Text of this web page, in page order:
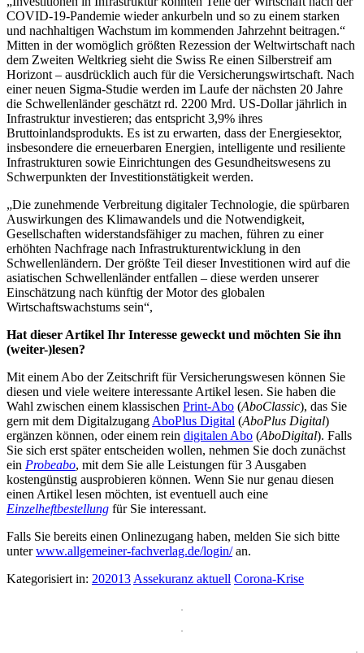
COVID-19-Pandemie wieder ankurbeln und so zu einem starken
und nachhaltigen Wachstum im kommenden Jahrzehnt beitragen.“
Mitten in der womöglich größten Rezession der Weltwirtschaft nach
dem Zweiten Weltkrieg sieht die Swiss Re einen Silberstreif am
Horizont – ausdrücklich auch für die Versicherungswirtschaft. Nach
einer neuen Sigma-Studie werden im Laufe der nächsten 20 Jahre
die Schwellenländer geschätzt rd. 2200 Mrd. US-Dollar jährlich in
Infrastruktur investieren; das entspricht 3,9% ihres
Bruttoinlandsprodukts. Es ist zu erwarten, dass der Energiesektor,
insbesondere die erneuerbaren Energien, intelligente und resiliente
Infrastrukturen sowie Einrichtungen des Gesundheitswesens zu
Schwerpunkten der Investitionstätigkeit werden.
„Die zunehmende Verbreitung digitaler Technologie, die spürbaren
Auswirkungen des Klimawandels und die Notwendigkeit,
Gesellschaften widerstandsfähiger zu machen, führen zu einer
erhöhten Nachfrage nach Infrastrukturentwicklung in den
Schwellenländern. Der größte Teil dieser Investitionen wird auf die
asiatischen Schwellenländer entfallen – diese werden unserer
Einschätzung nach künftig der Motor des globalen
Wirtschaftswachstums sein“,
Hat dieser Artikel Ihr Interesse geweckt und möchten Sie ihn
(weiter-)lesen?
Mit einem Abo der Zeitschrift für Versicherungswesen können Sie
diesen und viele weitere interessante Artikel lesen. Sie haben die
Wahl zwischen einem klassischen Print-Abo (AboClassic), das Sie
gern mit dem Digitalzugang AboPlus Digital (AboPlus Digital)
ergänzen können, oder einem rein digitalen Abo (AboDigital). Falls
Sie sich erst später entscheiden wollen, nehmen Sie doch zunächst
ein Probeabo, mit dem Sie alle Leistungen für 3 Ausgaben
kostengünstig ausprobieren können. Wenn Sie nur genau diesen
einen Artikel lesen möchten, ist eventuell auch eine
Einzelheftbestellung für Sie interessant.
Falls Sie bereits einen Onlinezugang haben, melden Sie sich bitte
unterwww.allgemeiner-fachverlag.de/login/an.
Kategorisiert in: 202013 Assekuranz aktuell Corona-Krise